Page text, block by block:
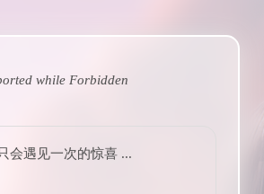
whileForbidden
会遇见一次的惊喜 ...